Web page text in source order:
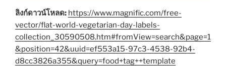
ลิงก์ดาวน์โหลด: https://www.magnific.com/free-
vector/flat-world-vegetarian-day-labels-
collection_30590508.htm#fromView=search&page=1
&position=42&uuid=ef553a15-97c3-4538-92b4-
d8cc3826a355&query=food+tag++template